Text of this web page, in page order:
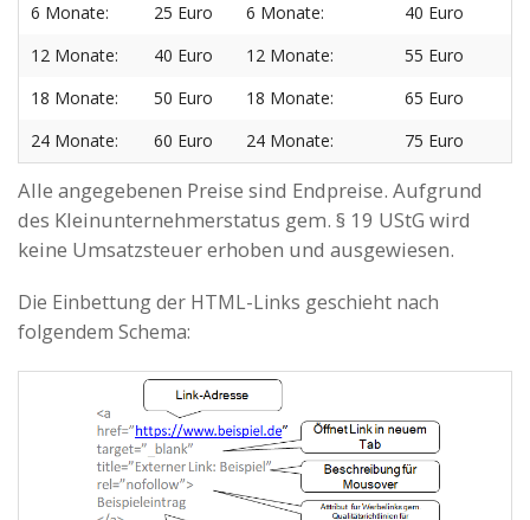
6 Monate:
25 Euro 6 Monate:
40 Euro
12 Monate:
40 Euro 12 Monate:
55 Euro
18 Monate:
50 Euro 18 Monate:
65 Euro
24 Monate:
60 Euro 24 Monate: 75 Euro
Alle angegebenen Preise sind Endpreise. Aufgrund
des Kleinunternehmerstatus gem. § 19 UStG wird
keine Umsatzsteuer erhoben und ausgewiesen.
Die Einbettung der HTML-Links geschieht nach
folgendem Schema: